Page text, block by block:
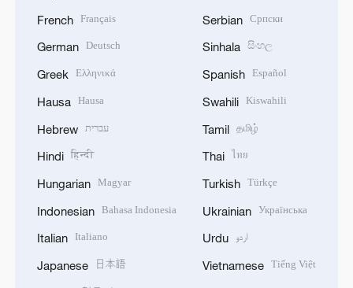
French Français
German Deutsch
Greek Ελληνικά
Hausa Hausa
Hebrew עברית
Hindi हिन्दी
Hungarian Magyar
Indonesian Bahasa Indonesia
Italian Italiano
Japanese 日本語
Serbian Српски
Sinhala සිංහල
Spanish Español
Swahili Kiswahili
Tamil தமிழ்
Thai ไทย
Turkish Türkçe
Ukrainian Українська
Urdu اردو
Vietnamese Tiếng Việt